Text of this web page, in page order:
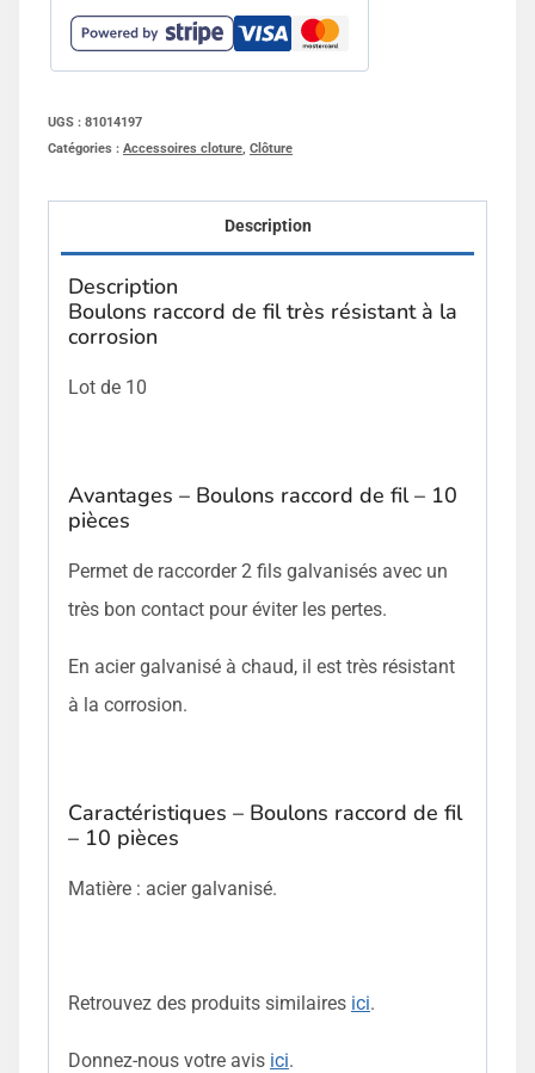
UGS : 81014197
Catégories : Accessoires cloture Clôture
Description
Description
Boulons raccord de fil très résistant à la
corrosion
Lot de 10
Avantages – Boulons raccord de fil – 10
pièces
Permet de raccorder 2 fils galvanisés avec un
très bon contact pour éviter les pertes.
En acier galvanisé à chaud, il est très résistant
à la corrosion.
Caractéristiques – Boulons raccord de fil
– 10 pièces
Matière : acier galvanisé.
Retrouvez des produits similaires ici.
Donnez-nous votre avis ici.